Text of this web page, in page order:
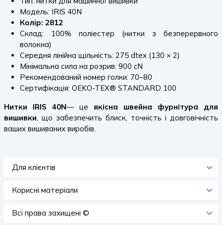
Модель: IRIS 40N
Колір: 2812
Склад: 100% поліестер (нитки з безперервного
волокна)
Середня лінійна щільність: 275 dtex (130 × 2)
Мінімальна сила на розрив: 900 cN
Рекомендований номер голки: 70–80
Сертифікація: OEKO-TEX® STANDARD 100
Нитки IRIS 40N— це якісна швейна фурнітура для
вишивки, що забезпечить блиск, точність і довговічність
ваших вишиваних виробів.
Для клієнтів
Корисні матеріали
Всi права захищенi ©